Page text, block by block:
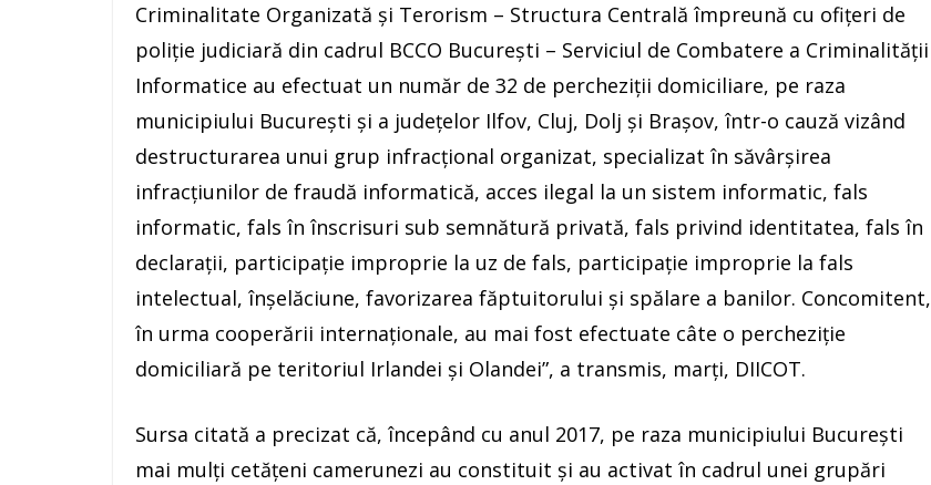
Criminalitate Organizată şi Terorism – Structura Centrală împreună cu ofiţeri de
poliţie judiciară din cadrul BCCO Bucureşti – Serviciul de Combatere a Criminalităţii
Informatice au efectuat un număr de 32 de percheziţii domiciliare, pe raza
municipiului Bucureşti şi a judeţelor Ilfov, Cluj, Dolj şi Braşov, într-o cauză vizând
destructurarea unui grup infracţional organizat, specializat în săvârşirea
infracţiunilor de fraudă informatică, acces ilegal la un sistem informatic, fals
informatic, fals în înscrisuri sub semnătură privată, fals privind identitatea, fals în
declaraţii, participaţie improprie la uz de fals, participaţie improprie la fals
intelectual, înşelăciune, favorizarea făptuitorului şi spălare a banilor. Concomitent,
în urma cooperării internaţionale, au mai fost efectuate câte o percheziţie
domiciliară pe teritoriul Irlandei şi Olandei”, a transmis, marţi, DIICOT.
Sursa citată a precizat că, începând cu anul 2017, pe raza municipiului Bucureşti
mai mulţi cetăţeni camerunezi au constituit şi au activat în cadrul unei grupări